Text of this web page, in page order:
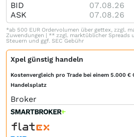
BID 07.08.26
ASK
07.08.26
*ab 500 EUR Ordervolumen über gettex, zzgl.
Zuwendungen | ** zzgl. marktüblicher Spreads
Steuern und ggf. SEC Gebühr
Xpel günstig handeln
Kostenvergleich pro Trade bei einem 5.000 €
Handelsplatz
Broker